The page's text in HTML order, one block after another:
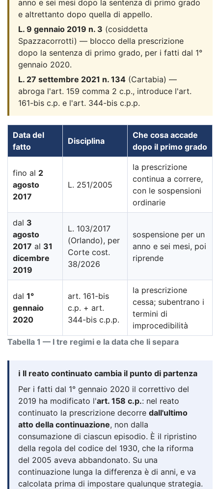
anno e sei mesi dopo la sentenza di primo grado
e altrettanto dopo quella di appello.
L. 9 gennaio 2019 n. 3 (cosiddetta
Spazzacorrotti) — blocco della prescrizione
dopo la sentenza di primo grado, per i fatti dal 1°
gennaio 2020.
L. 27 settembre 2021 n. 134 (Cartabia) —
abroga l'art. 159 comma 2 c.p., introduce l'art.
161-bis c.p. e l'art. 344-bis c.p.p.
Tabella 1 — I tre regimi e la data che li separa
Data del
fatto
Disciplina
Che cosa accade
dopo il primo grado
fino al 2
agosto
2017
L. 251/2005
la prescrizione
continua a correre,
con le sospensioni
ordinarie
dal 3
agosto
2017 al 31
dicembre
2019
L. 103/2017
(Orlando), per
Corte cost.
38/2026
sospensione per un
anno e sei mesi, poi
riprende
dal 1°
gennaio
2020
art. 161-bis
c.p. + art.
344-bis c.p.p.
la prescrizione
cessa; subentrano i
termini di
improcedibilità
ℹ️ Il reato continuato cambia il punto di partenza
Per i fatti dal 1° gennaio 2020 il correttivo del
2019 ha modificato l'art. 158 c.p.: nel reato
continuato la prescrizione decorre dall'ultimo
atto della continuazione, non dalla
consumazione di ciascun episodio. È il ripristino
della regola del codice del 1930, che la riforma
del 2005 aveva abbandonato. Su una
continuazione lunga la differenza è di anni, e va
calcolata prima di impostare qualunque strategia.